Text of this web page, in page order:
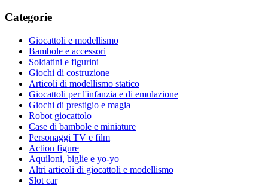
Categorie
Giocattoli e modellismo
Bambole e accessori
Soldatini e figurini
Giochi di costruzione
Articoli di modellismo statico
Giocattoli per l'infanzia e di emulazione
Giochi di prestigio e magia
Robot giocattolo
Case di bambole e miniature
Personaggi TV e film
Action figure
Aquiloni, biglie e yo-yo
Altri articoli di giocattoli e modellismo
Slot car